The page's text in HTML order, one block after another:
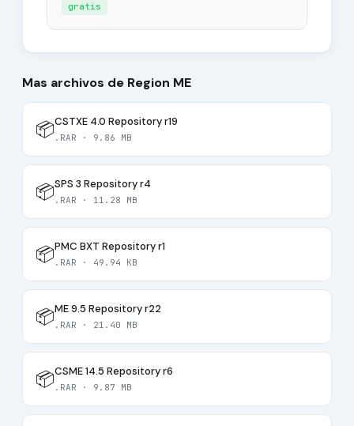
gratis
Mas archivos de Region ME
📦CSTXE 4.0 Repository r19
.RAR · 9.86 MB
📦SPS 3 Repository r4
.RAR · 11.28 MB
📦PMC BXT Repository r1
.RAR · 49.94 KB
📦ME 9.5 Repository r22
.RAR · 21.40 MB
📦CSME 14.5 Repository r6
.RAR · 9.87 MB